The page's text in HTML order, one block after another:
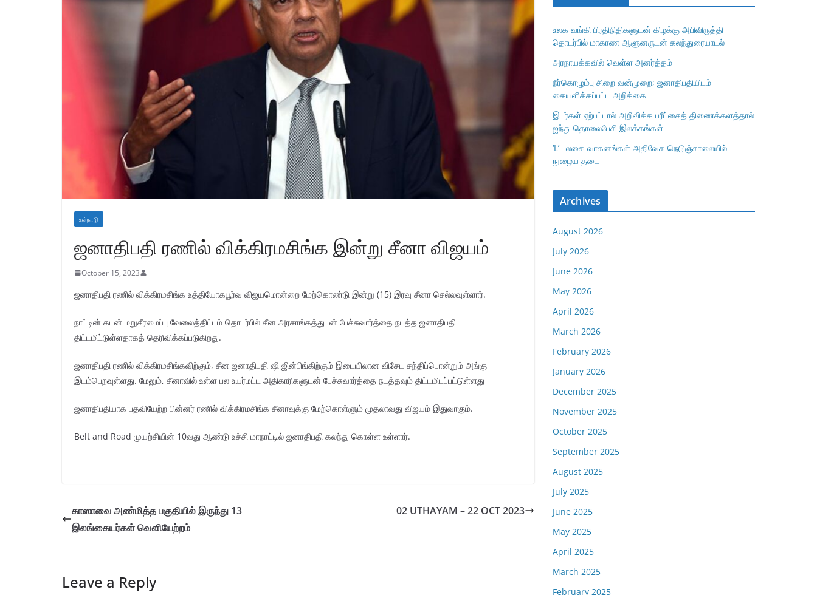
உள்நாடு
ஜனாதிபதி ரணில் விக்கிரமசிங்க இன்று சீனா விஜயம்
October 15, 2023
ஜனாதிபதி ரணில் விக்கிரமசிங்க உத்தியோகபூர்வ விஜயமொன்றை மேற்கொண்டு இன்று (15) இரவு சீனா செல்லவுள்ளார்.
நாட்டின் கடன் மறுசீரமைப்பு வேலைத்திட்டம் தொடர்பில் சீன அரசாங்கத்துடன் பேச்சுவார்த்தை நடத்த ஜனாதிபதி
திட்டமிட்டுள்ளதாகத் தெரிவிக்கப்படுகிறது.
ஜனாதிபதி ரணில் விக்கிரமசிங்கவிற்கும், சீன ஜனாதிபதி ஷி ஜின்பிங்கிற்கும் இடையிலான விசேட சந்திப்பொன்றும் அங்கு
இடம்பெறவுள்ளது. மேலும், சீனாவில் உள்ள பல உயர்மட்ட அதிகாரிகளுடன் பேச்சுவார்த்தை நடத்தவும் திட்டமிடப்பட்டுள்ளது
ஜனாதிபதியாக பதவியேற்ற பின்னர் ரணில் விக்கிரமசிங்க சீனாவுக்கு மேற்கொள்ளும் முதலாவது விஜயம் இதுவாகும்.
Belt and Road முயற்சியின் 10வது ஆண்டு உச்சி மாநாட்டில் ஜனாதிபதி கலந்து கொள்ள உள்ளார்.
காஸாவை அண்மித்த பகுதியில் இருந்து 13
இலங்கையர்கள் வௌியேற்றம்
02 UTHAYAM – 22 OCT 2023
Leave a Reply
உலக வங்கி பிரதிநிதிகளுடன் கிழக்கு அபிவிருத்தி
தொடர்பில் மாகாண ஆளுனருடன் கலந்துரையாடல்
அரநாயக்கவில் வெள்ள அனர்த்தம்
நீர்கொழும்பு சிறை வன்முறை; ஜனாதிபதியிடம்
கையளிக்கப்பட்ட அறிக்கை
இடர்கள் ஏற்பட்டால் அறிவிக்க பரீட்சைத் திணைக்களத்தால்
ஐந்து தொலைபேசி இலக்கங்கள்
‘L’ பலகை வாகனங்கள் அதிவேக நெடுஞ்சாலையில்
நுழைய தடை
Archives
August 2026
July 2026
June 2026
May 2026
April 2026
March 2026
February 2026
January 2026
December 2025
November 2025
October 2025
September 2025
August 2025
July 2025
June 2025
May 2025
April 2025
March 2025
February 2025